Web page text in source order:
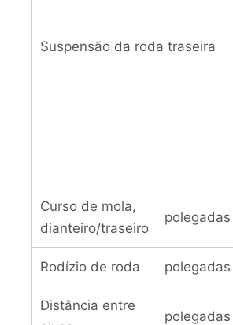
Suspensão da roda traseira
Curso de mola,
dianteiro/traseiro
polegadas
Rodízio de roda polegadas
Distância entre
polegadas